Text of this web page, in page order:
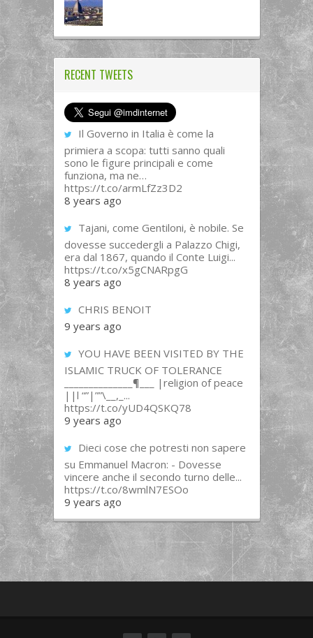
RECENT TWEETS
Il Governo in Italia è come la
primiera a scopa: tutti sanno quali
sono le figure principali e come
funziona, ma ne…
https://t.co/armLfZz3D2
8 years ago
Tajani, come Gentiloni, è nobile. Se
dovesse succedergli a Palazzo Chigi,
era dal 1867, quando il Conte Luigi...
https://t.co/x5gCNARpgG
8 years ago
CHRIS BENOIT
9 years ago
YOU HAVE BEEN VISITED BY THE
ISLAMIC TRUCK OF TOLERANCE
______________¶___ |religion of peace
||l “”|””\__,_...
https://t.co/yUD4QSKQ78
9 years ago
Dieci cose che potresti non sapere
su Emmanuel Macron: - Dovesse
vincere anche il secondo turno delle...
https://t.co/8wmlN7ESOo
9 years ago